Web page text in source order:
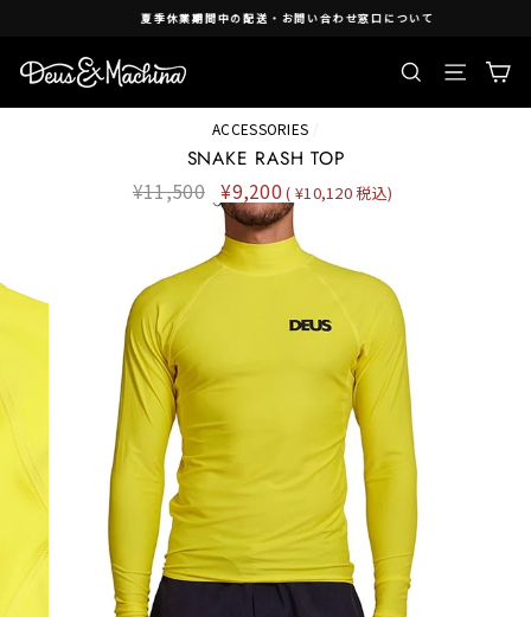
夏季休業期間中の配送・お問い合わせ窓口について
検索 Site
ACCESSORIES /
SNAKE RASH TOP
Regular
price
¥11,500
Sale
price
¥9,200 ( ¥10,120 税込)